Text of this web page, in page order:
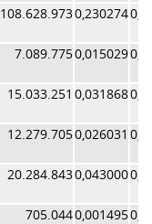
108.628.9730,230274
7.089.7750,015029
15.033.251 0,031868
12.279.7050,026031
20.284.8430,043000
705.0440,001495